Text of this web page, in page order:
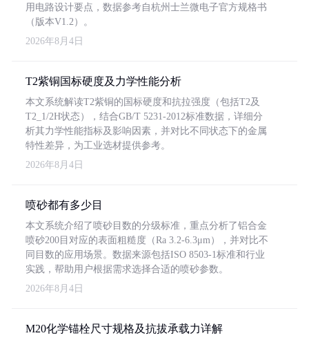
用电路设计要点，数据参考自杭州士兰微电子官方规格书
（版本V1.2）。
2026年8月4日
T2紫铜国标硬度及力学性能分析
本文系统解读T2紫铜的国标硬度和抗拉强度（包括T2及
T2_1/2H状态），结合GB/T 5231-2012标准数据，详细分
析其力学性能指标及影响因素，并对比不同状态下的金属
特性差异，为工业选材提供参考。
2026年8月4日
喷砂都有多少目
本文系统介绍了喷砂目数的分级标准，重点分析了铝合金
喷砂200目对应的表面粗糙度（Ra 3.2-6.3μm），并对比不
同目数的应用场景。数据来源包括ISO 8503-1标准和行业
实践，帮助用户根据需求选择合适的喷砂参数。
2026年8月4日
M20化学锚栓尺寸规格及抗拔承载力详解